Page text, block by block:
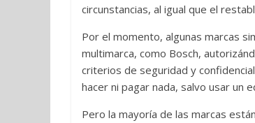
circunstancias, al igual que el
Por el momento, algunas marcas
multimarca, como Bosch,
criterios de seguridad y
hacer ni pagar nada, salvo usar un
Pero la mayoría de las marcas